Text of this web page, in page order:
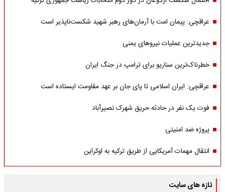
عراقچی: پیمان امت با آرمان‌های رهبر شهید شکست‌ناپذیر است
جدیدترین عملیات نیروهای یمنی
خطرناک‌ترین سناریو برای ترامپ در جنگ ایران
عراقچی: ایران اسلامی تا پای جان بر عهد مقاومت ایستاده است
فوت یک نفر در حادثه حریق شهرک نصیرآباد
پروژه ضد امنیتی
انتقال مهمات آمریکایی از طریق ترکیه به اوکراین
تازه های سایت